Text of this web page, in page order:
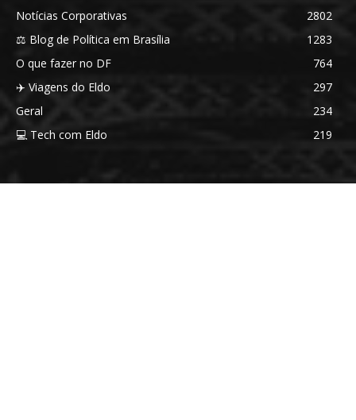
Notícias Corporativas
2802
⚖️ Blog de Política em Brasília
1283
O que fazer no DF
764
✈️ Viagens do Eldo
297
Geral
234
💻 Tech com Eldo
219